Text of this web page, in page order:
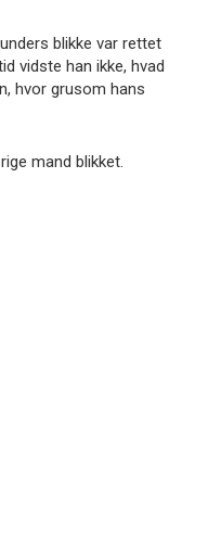
blikke var rettet
vidste han ikke, hvad
hvor grusom hans
mand blikket.